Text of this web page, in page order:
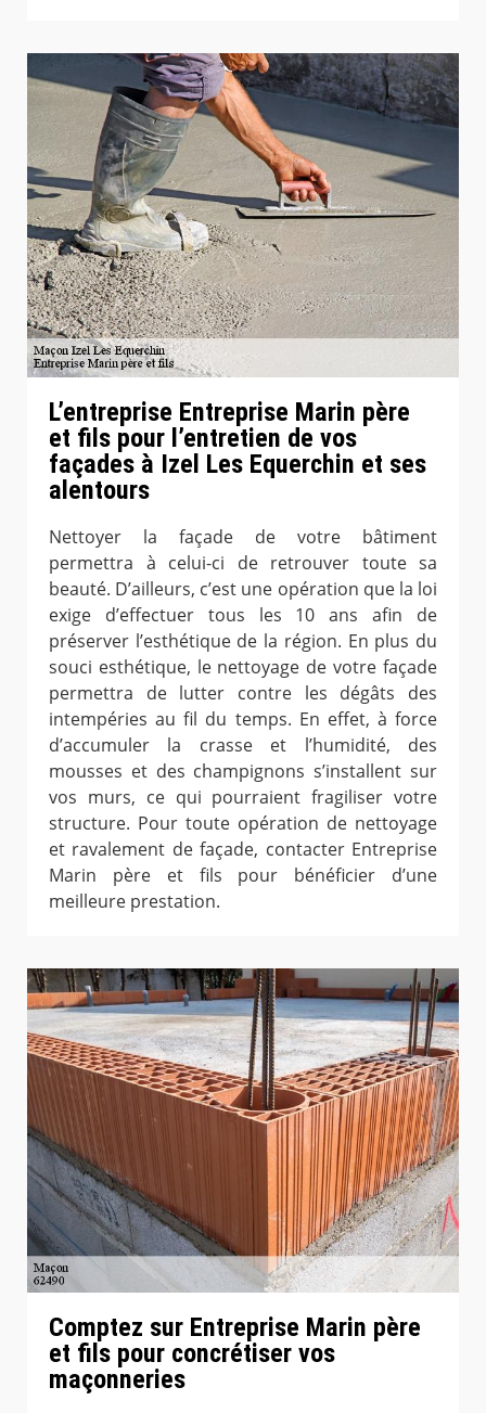
L’entreprise Entreprise Marin père
et fils pour l’entretien de vos
façades à Izel Les Equerchin et ses
alentours
Nettoyer la façade de votre bâtiment
permettra à celui-ci de retrouver toute sa
beauté. D’ailleurs, c’est une opération que la loi
exige d’effectuer tous les 10 ans afin de
préserver l’esthétique de la région. En plus du
souci esthétique, le nettoyage de votre façade
permettra de lutter contre les dégâts des
intempéries au fil du temps. En effet, à force
d’accumuler la crasse et l’humidité, des
mousses et des champignons s’installent sur
vos murs, ce qui pourraient fragiliser votre
structure. Pour toute opération de nettoyage
et ravalement de façade, contacter Entreprise
Marin père et fils pour bénéficier d’une
meilleure prestation.
Comptez sur Entreprise Marin père
et fils pour concrétiser vos
maçonneries